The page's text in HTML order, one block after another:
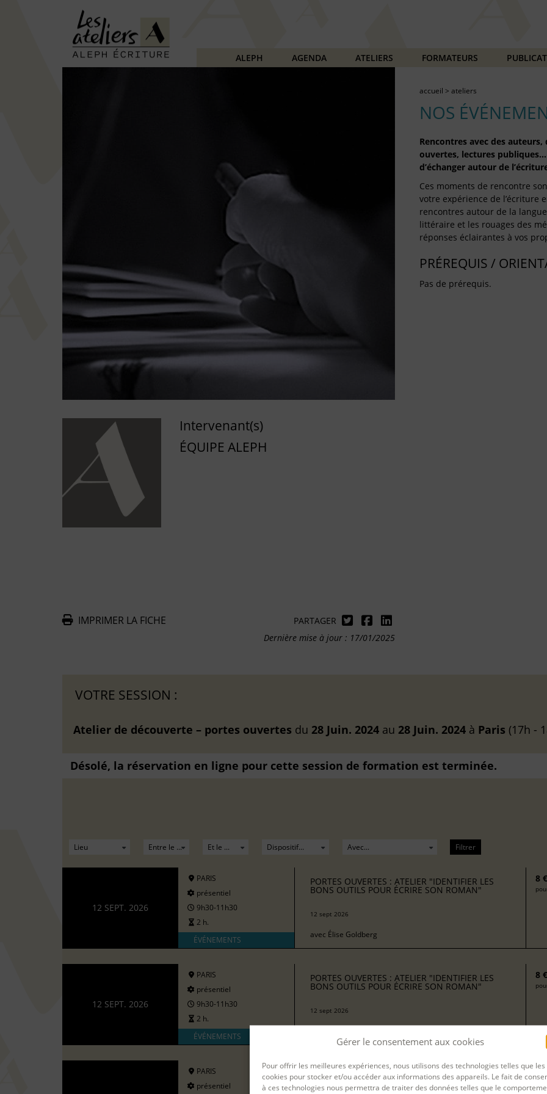
Gérer le consentement aux cookies
Pour offrir les meilleures expériences, nous utilisons des technologies telles que les
cookies pour stocker et/ou accéder aux informations des appareils. Le fait de
à ces technologies nous permettra de traiter des données telles que le
ALEPH AGENDA ATELIERS FORMATEURS
Intervenant(s)
ÉQUIPE ALEPH
IMPRIMER LA FICHE
PARTAGER
Dernière mise à jour : 17/01/2025
accueil > ateliers
NOS
Rencontres avec des
ouvertes, lectures
d’échanger autour de
Ces moments de rencontre
votre expérience de l’écriture
rencontres autour de la
littéraire et les rouages des
réponses éclairantes à vos
PRÉREQUIS /
Pas de prérequis.
VOTRE SESSION :
Atelier de découverte – portes ouvertes du 28 Juin. 2024 au 28 Juin. 2024 à Paris (17h -
Désolé, la réservation en ligne pour cette session de formation est terminée.
Filtrer
12 SEPT. 2026
PARIS
présentiel
9h30-11h30
2 h.
ÉVÉNEMENTS
PORTES OUVERTES : ATELIER "IDENTIFIER LES
BONS OUTILS POUR ÉCRIRE SON ROMAN"
12 sept 2026
avec Élise Goldberg
8 €
12 SEPT. 2026
PARIS
présentiel
9h30-11h30
2 h.
ÉVÉNEMENTS
PORTES OUVERTES : ATELIER "IDENTIFIER LES
BONS OUTILS POUR ÉCRIRE SON ROMAN"
12 sept 2026
8 €
PARIS
présentiel
PORTES OUVERTES : ATELIER "SE LANCER DANS
L'ÉCRITURE DE NOUVELLES"
8 €